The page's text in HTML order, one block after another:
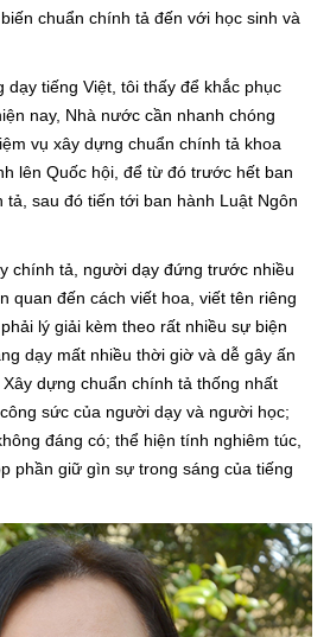
chuẩn chính tả đến với học sinh và
dạy tiếng Việt, tôi thấy để khắc phục
nay, Nhà nước cần nhanh chóng
vụ xây dựng chuẩn chính tả khoa
lên Quốc hội, để từ đó trước hết ban
tả, sau đó tiến tới ban hành Luật Ngôn
chính tả, người dạy đứng trước nhiều
quan đến cách viết hoa, viết tên riêng
lý giải kèm theo rất nhiều sự biện
dạy mất nhiều thời giờ và dễ gây ấn
dựng chuẩn chính tả thống nhất
sức của người dạy và người học;
đáng có; thể hiện tính nghiêm túc,
phần giữ gìn sự trong sáng của tiếng